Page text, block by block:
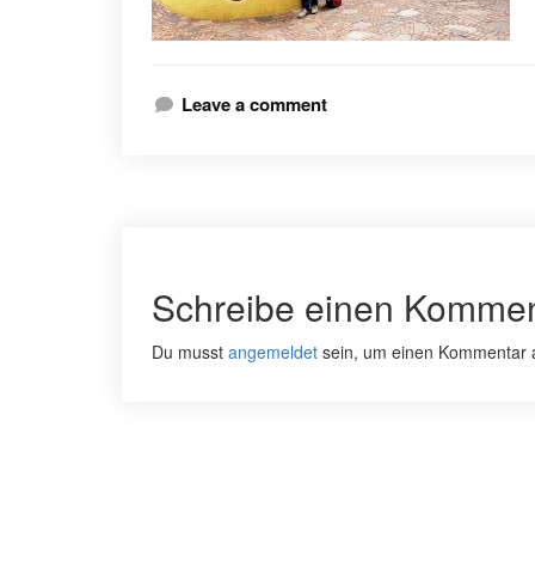
Leave a comment
Schreibe einen
Du musst angemeldet sein, um einen Kommentar